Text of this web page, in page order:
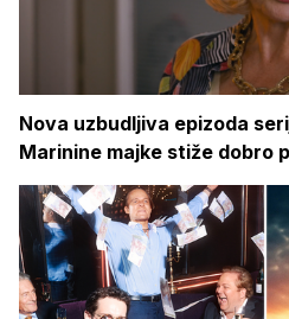
Nova uzbudljiva epizoda
Marinine majke stiže dobro